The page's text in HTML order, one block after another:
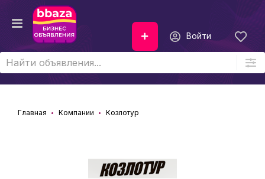
Войти
Главная Компании Козлотур